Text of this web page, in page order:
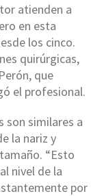
atienden a
en esta
los cinco.
quirúrgicas,
que
el profesional.
son similares a
la nariz y
“Esto
nivel de la
por